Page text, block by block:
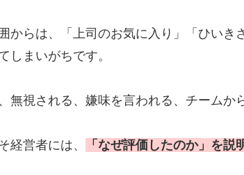
からは、「上司のお気に入り」「ひいき
しまいがちです。
無視される、嫌味を言われる、チームか
経営者には、
「なぜ評価したのか」を説